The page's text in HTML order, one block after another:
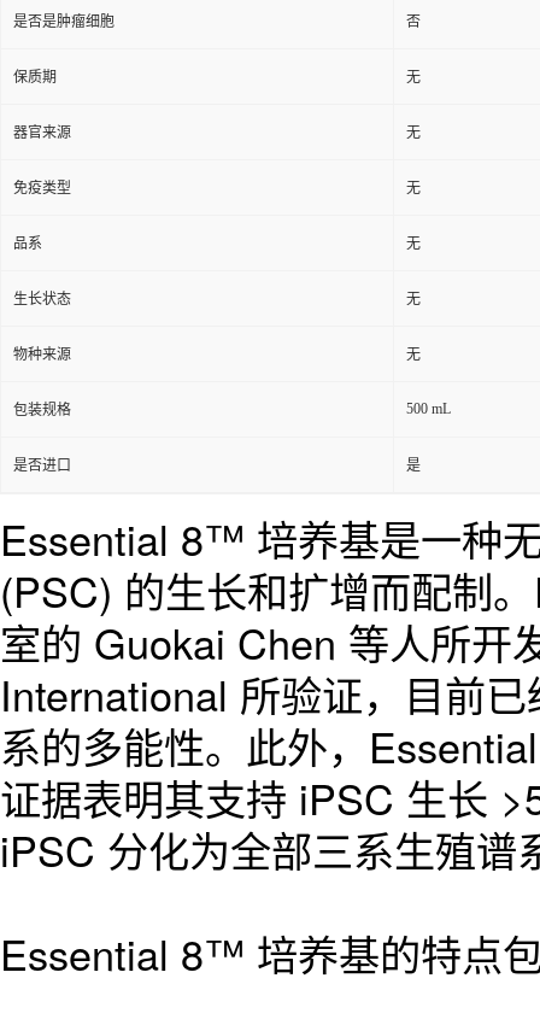
是否是肿瘤细胞 否
保质期 无
器官来源 无
免疫类型 无
品系 无
生长状态 无
物种来源 无
包装规格 500 mL
是否进口 是
Essential 8™ 培养基是一种
(PSC) 的生长和扩增而配制
室的 Guokai Chen 等人所开
International 所验证，目前
系的多能性。此外，
证据表明其支持 iPSC 生长
iPSC 分化为全部三系生殖谱
Essential 8™ 培养基的特点